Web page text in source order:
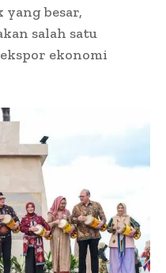
yang besar,
salah satu
ekonomi